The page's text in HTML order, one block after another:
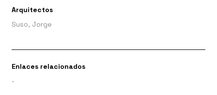
Arquitectos
Suso, Jorge
Enlaces relacionados
-